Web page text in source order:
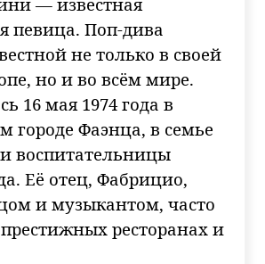
певица. Поп-дива
не только в своей
но и во всём мире.
16 мая 1974 года в
городе Фаэнца, в семье
воспитательницы
Её отец, Фабрицио,
и музыкантом, часто
ресторанах и